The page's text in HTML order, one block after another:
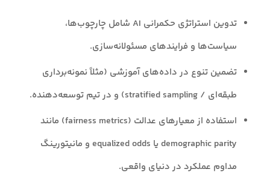
تدوین استراتژی حکمرانی AI شامل چارچوب‌ها،
سیاست‌ها و فرایندهای مسئولانه‌سازی.
تضمین تنوع در داده‌های آموزشی (مثلاً نمونه‌برداری
طبقه‌ای / stratified sampling) و در تیم توسعه‌دهنده.
استفاده از معیارهای عدالت (fairness metrics) مانند
demographic parity یا equalized odds و مانیتورینگ
مداوم عملکرد در دنیای واقعی.